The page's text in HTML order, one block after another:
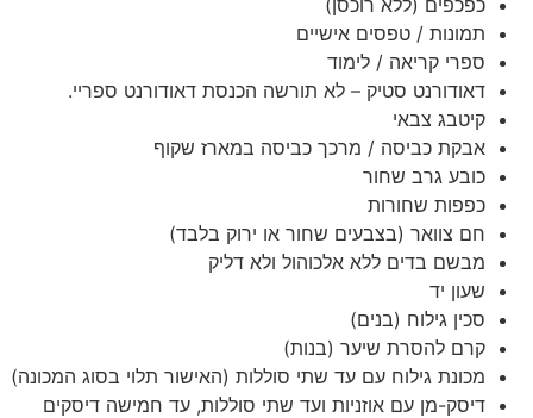
תמונות / טפסים אישיים
ספרי קריאה / לימוד
דאודורנט סטיק – לא תורשה הכנסת דאודורנט ספריי.
קיטבג צבאי
אבקת כביסה / מרכך כביסה במארז שקוף
כובע גרב שחור
כפפות שחורות
חם צוואר (בצבעים שחור או ירוק בלבד)
מבשם בדים ללא אלכוהול ולא דליק
שעון יד
סכין גילוח (בנים)
קרם להסרת שיער (בנות)
מכונת גילוח עם עד שתי סוללות (האישור תלוי בסוג המכונה)
דיסק-מן עם אוזניות ועד שתי סוללות, עד חמישה דיסקים